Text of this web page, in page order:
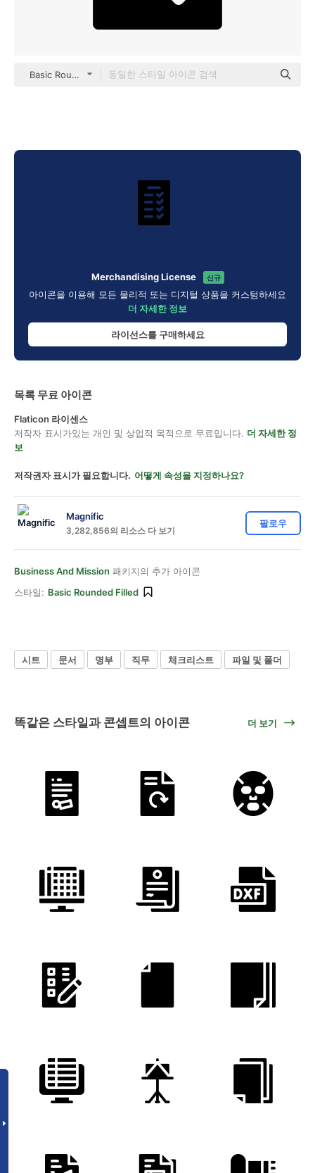
Basic Rounded Filled
Merchandising License 신규
아이콘을 이용해 모든 물리적 또는 디지털 상품을 커스텀하세요
더 자세한 정보
라이선스를 구매하세요
목록 무료 아이콘
Flaticon 라이센스
저작자 표시가있는 개인 및 상업적 목적으로 무료입니다. 더 자세한 정
보
저작권자 표시가 필요합니다. 어떻게 속성을 지정하나요?
Magnific
3,282,856의 리소스 다 보기
팔로우
Business And Mission 패키지의 추가 아이콘
스타일: Basic Rounded Filled
시트 문서 명부 직무 체크리스트 파일 및 폴더
똑같은 스타일과 콘셉트의 아이콘 더 보기